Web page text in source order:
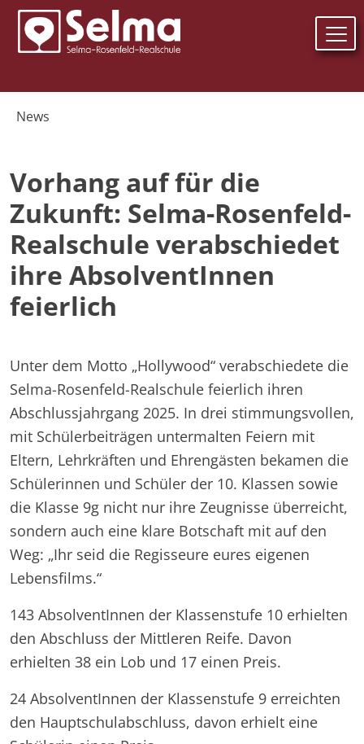
News
Vorhang auf für die
Zukunft: Selma-Rosenfeld-
Realschule verabschiedet
ihre AbsolventInnen
feierlich
21. Juli 2025
Unter dem Motto „Hollywood“ verabschiedete die
Selma-Rosenfeld-Realschule feierlich ihren
Abschlussjahrgang 2025. In drei stimmungsvollen,
mit Schülerbeiträgen untermalten Feiern mit
Eltern, Lehrkräften und Ehrengästen bekamen die
Schülerinnen und Schüler der 10. Klassen sowie
die Klasse 9g nicht nur ihre Zeugnisse überreicht,
sondern auch eine klare Botschaft mit auf den
Weg: „Ihr seid die Regisseure eures eigenen
Lebensfilms.“
143 AbsolventInnen der Klassenstufe 10 erhielten
den Abschluss der Mittleren Reife. Davon
erhielten 38 ein Lob und 17 einen Preis.
24 AbsolventInnen der Klassenstufe 9 erreichten
den Hauptschulabschluss, davon erhielt eine